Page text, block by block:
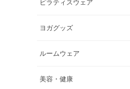
ピラティスウェア
ヨガグッズ
ルームウェア
美容・健康